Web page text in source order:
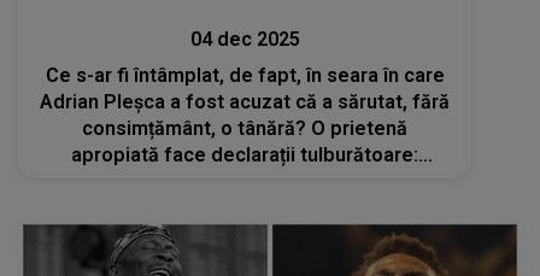
04 dec 2025
Ce s-ar fi întâmplat, de fapt, în seara în care
Adrian Pleșca a fost acuzat că a sărutat, fără
consimțământ, o tânără? O prietenă
apropiată face declarații tulburătoare: